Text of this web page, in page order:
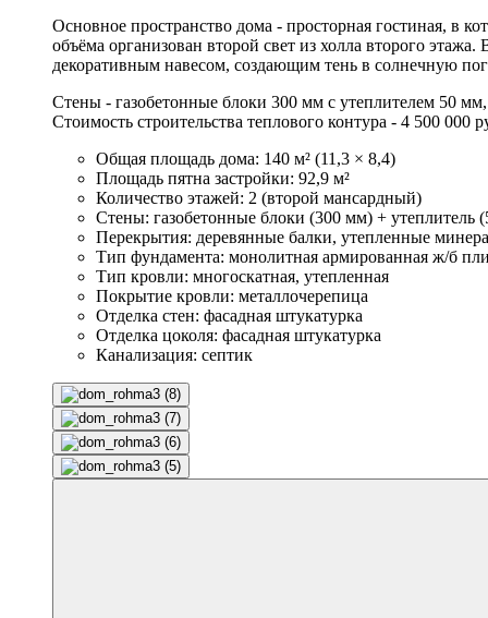
Основное пространство дома - просторная гостиная, в
объёма организован второй свет из холла второго этажа.
декоративным навесом, создающим тень в солнечную
Стены - газобетонные блоки 300 мм с утеплителем 50
Стоимость строительства теплового контура - 4 500 000
Общая площадь дома: 140 м² (11,3 × 8,4)
Площадь пятна застройки: 92,9 м²
Количество этажей: 2 (второй мансардный)
Стены: газобетонные блоки (300 мм) + утеплитель
Перекрытия: деревянные балки, утепленные
Тип фундамента: монолитная армированная ж/б
Тип кровли: многоскатная, утепленная
Покрытие кровли: металлочерепица
Отделка стен: фасадная штукатурка
Отделка цоколя: фасадная штукатурка
Канализация: септик